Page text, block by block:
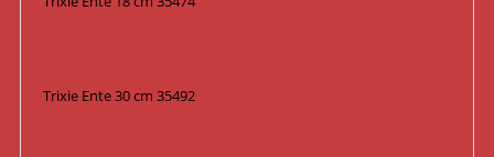
Trixie Ente 30 cm 35492